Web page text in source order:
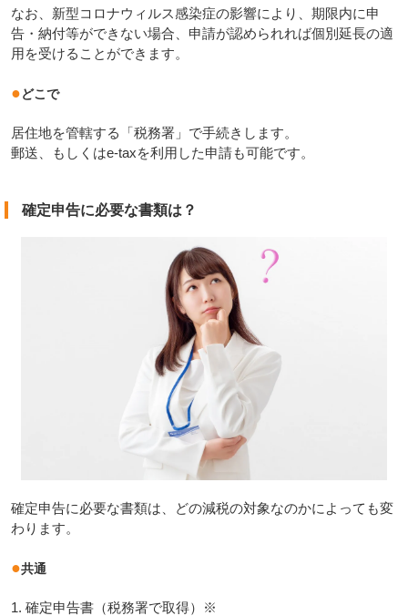
なお、新型コロナウィルス感染症の影響により、期限内に申
告・納付等ができない場合、申請が認められれば個別延長の適
用を受けることができます。
●どこで
居住地を管轄する「税務署」で手続きします。
郵送、もしくはe-taxを利用した申請も可能です。
確定申告に必要な書類は？
確定申告に必要な書類は、どの減税の対象なのかによっても変
わります。
●共通
1. 確定申告書（税務署で取得）※